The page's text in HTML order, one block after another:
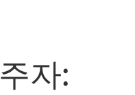
자: